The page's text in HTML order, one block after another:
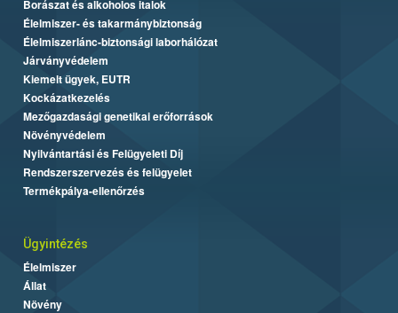
Borászat és alkoholos italok
Élelmiszer- és takarmánybiztonság
Élelmiszerlánc-biztonsági laborhálózat
Járványvédelem
Kiemelt ügyek, EUTR
Kockázatkezelés
Mezőgazdasági genetikai erőforrások
Növényvédelem
Nyilvántartási és Felügyeleti Díj
Rendszerszervezés és felügyelet
Termékpálya-ellenőrzés
Ügyintézés
Élelmiszer
Állat
Növény